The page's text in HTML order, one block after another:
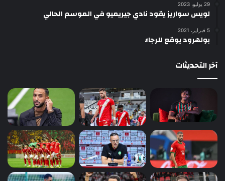
29 يوليو، 2023
لويس سواريز يقود نادي جيريميو في الموسم الحالي
5 فبراير، 2021
بولهرود يوقع للرجاء
آخر التحديثات